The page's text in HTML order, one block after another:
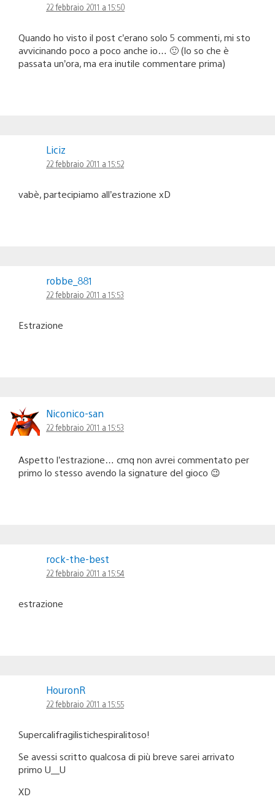
22 febbraio 2011 a 15:50
Quando ho visto il post c’erano solo 5 commenti, mi sto
avvicinando poco a poco anche io… 🙂 (lo so che è
passata un’ora, ma era inutile commentare prima)
Liciz
22 febbraio 2011 a 15:52
vabè, partecipiamo all’estrazione xD
robbe_881
22 febbraio 2011 a 15:53
Estrazione
Niconico-san
22 febbraio 2011 a 15:53
Aspetto l’estrazione… cmq non avrei commentato per
primo lo stesso avendo la signature del gioco 😉
rock-the-best
22 febbraio 2011 a 15:54
estrazione
HouronR
22 febbraio 2011 a 15:55
Supercalifragilistichespiralitoso!
Se avessi scritto qualcosa di più breve sarei arrivato
primo U__U
XD